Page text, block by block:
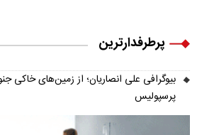
پرطرفدارترین
بیوگرافی علی انصاریان؛ از زمین‌های خاکی
پرسپولیس